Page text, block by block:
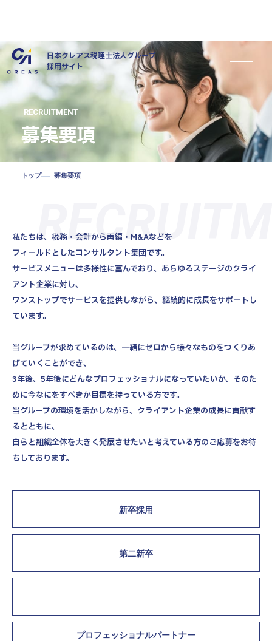
日本クレアス税理士法人グループ
採用サイト
社員インタビュー
キャリアについて
社風・文化について
拠点情報
東京中野本部
埼玉川口本部
千葉本部
高崎本部
富山本部
高岡本部
大阪本部
北大阪本部
お知らせ
法人概要
募集要項
新卒採用向け
新卒・中途 エントリー
RECRUITMENT
募集要項
トップ 募集要項
私たちは、税務・会計から再編・M&Aなどを
フィールドとしたコンサルタント集団です。
サービスメニューは多様性に富んでおり、あらゆるステージのクライ
アント企業に対し、
ワンストップでサービスを提供しながら、継続的に成長をサポートし
ています。
当グループが求めているのは、一緒にゼロから様々なものをつくりあ
げていくことができ、
3年後、5年後にどんなプロフェッショナルになっていたいか、そのた
めに今なにをすべきか目標を持っている方です。
当グループの環境を活かしながら、クライアント企業の成長に貢献す
るとともに、
自らと組織全体を大きく発展させたいと考えている方のご応募をお待
ちしております。
新卒採用
第二新卒
プロフェッショナルパートナー